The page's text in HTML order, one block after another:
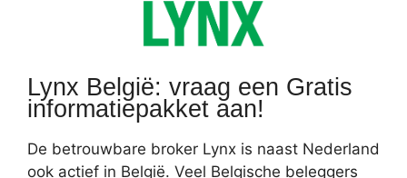
Lynx België: vraag een Gratis
informatiepakket aan!
De betrouwbare broker Lynx is naast Nederland
ook actief in België. Veel Belgische beleggers